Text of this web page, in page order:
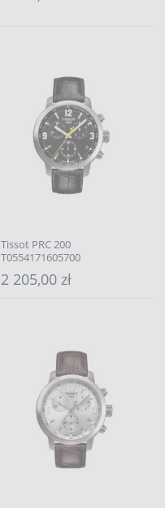
Tissot PRC 200
T0554171605700
2 205,00 zł